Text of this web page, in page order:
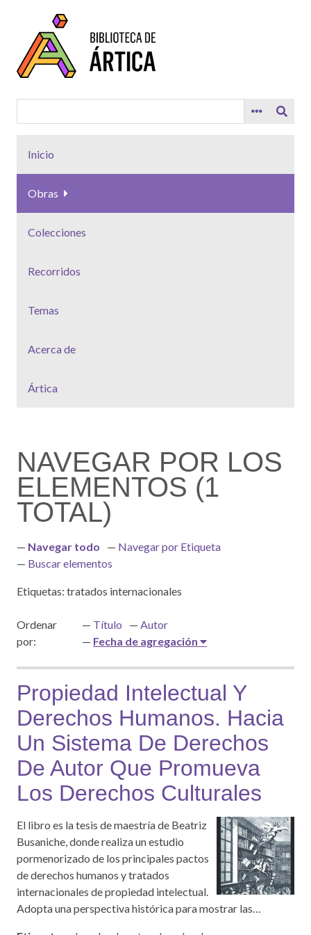
contenido
principal
Inicio
Obras
Colecciones
Recorridos
Temas
Acerca de
Ártica
NAVEGAR POR LOS
ELEMENTOS (1
TOTAL)
Navegar todo
Navegar por Etiqueta
Buscar elementos
Etiquetas: tratados internacionales
Ordenar
por:
Título
Autor
Fecha de agregación
Propiedad Intelectual Y
Derechos Humanos. Hacia
Un Sistema De Derechos
De Autor Que Promueva
Los Derechos Culturales
El libro es la tesis de maestría de Beatriz
Busaniche, donde realiza un estudio
pormenorizado de los principales pactos
de derechos humanos y tratados
internacionales de propiedad intelectual.
Adopta una perspectiva histórica para mostrar las…